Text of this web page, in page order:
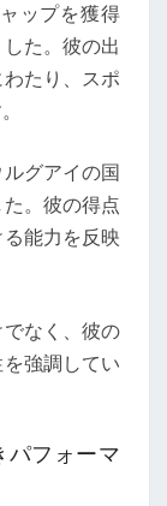
ップを獲得
た。彼の出
たり、スポ
グアイの国
。彼の得点
能力を反映
なく、彼の
強調してい
パフォーマ